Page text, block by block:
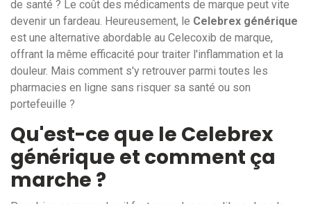
de santé ? Le coût des médicaments de marque peut vite
devenir un fardeau. Heureusement, le Celebrex générique
est une alternative abordable au Celecoxib de marque,
offrant la même efficacité pour traiter l'inflammation et la
douleur. Mais comment s'y retrouver parmi toutes les
pharmacies en ligne sans risquer sa santé ou son
portefeuille ?
Qu'est-ce que le Celebrex
générique et comment ça
marche ?